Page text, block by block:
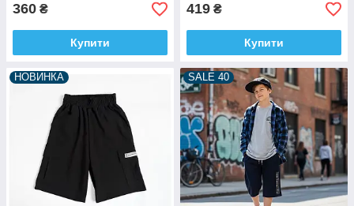
360 ₴
Купити
419 ₴
Купити
НОВИНКА SALE 40